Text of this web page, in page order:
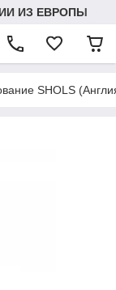
ИЗ ЕВРОПЫ
SHOLS